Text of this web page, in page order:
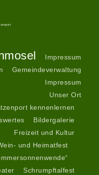
Impressum
Gemeindeverwaltung
Impressum
Unser Ort
kennenlernen
Bildergalerie
Freizeit und Kultur
und Heimatfest
Schrumpftalfest